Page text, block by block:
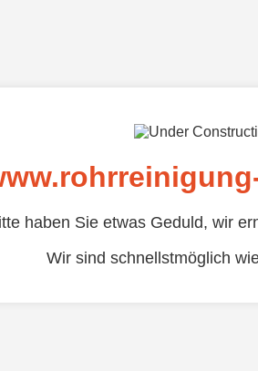
haben Sie etwas Geduld, wir
Wir sind schnellstmöglich